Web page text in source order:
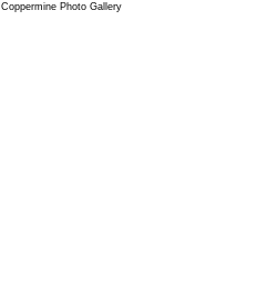
Coppermine Photo Gallery